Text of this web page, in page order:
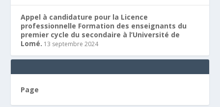
Appel à candidature pour la Licence
professionnelle Formation des enseignants du
premier cycle du secondaire à l’Université de
Lomé. 13 septembre 2024
Page